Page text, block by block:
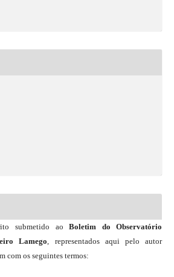
submetido aoBoletim do Observatório
Lamego, representados aqui pelo autor
com os seguintes termos: